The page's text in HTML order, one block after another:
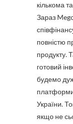
кількома
Зараз
повністю
продукту.
готовий
будемо
України.
якщо не